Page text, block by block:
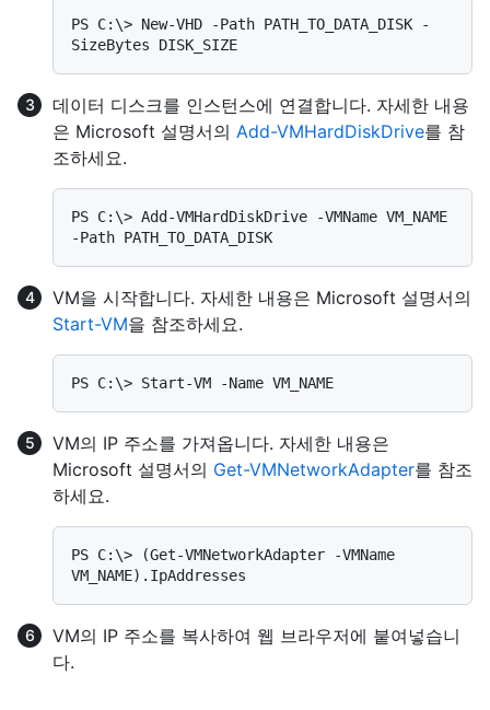
PS C:\> New-VHD -Path PATH_TO_DATA_DISK -
데이터 디스크를 인스턴스에 연결합니다. 자세한 내용
은 Microsoft 설명서의 Add-VMHardDiskDrive를 참
조하세요.
PS C:\> Add-VMHardDiskDrive -VMName VM_NAME
VM을 시작합니다. 자세한 내용은 Microsoft 설명서의
Start-VM을 참조하세요.
VM의 IP 주소를 가져옵니다. 자세한 내용은
Microsoft 설명서의 Get-VMNetworkAdapter를 참조
하세요.
PS C:\> (Get-VMNetworkAdapter -VMName
VM의 IP 주소를 복사하여 웹 브라우저에 붙여넣습니
다.